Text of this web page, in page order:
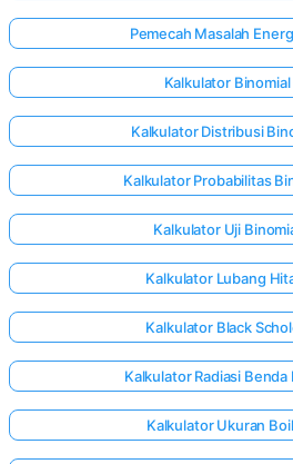
Pemecah Masalah
Kalkulator
Kalkulator Distribusi
Kalkulator Probabilitas
Kalkulator Uji
Kalkulator Lubang
Kalkulator Black
Kalkulator Radiasi Benda
Kalkulator Ukuran